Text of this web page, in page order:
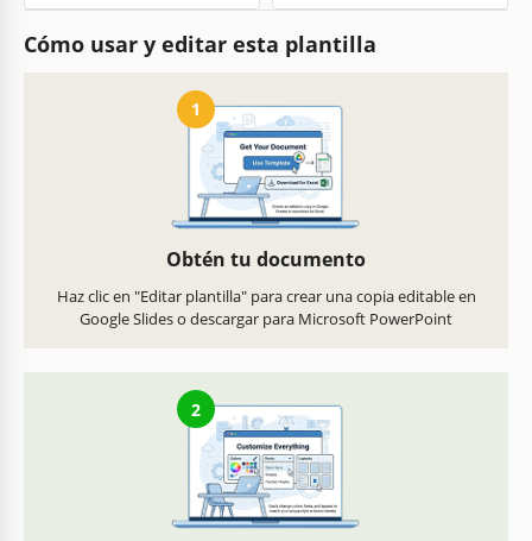
Cómo usar y editar esta plantilla
1
Obtén tu documento
Haz clic en "Editar plantilla" para crear una copia editable en
Google Slides o descargar para Microsoft PowerPoint
2